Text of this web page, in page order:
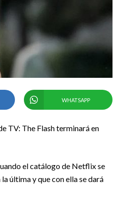
WHATSAPP
TV: The Flash terminará en
el catálogo de Netflix se
última y que con ella se dará